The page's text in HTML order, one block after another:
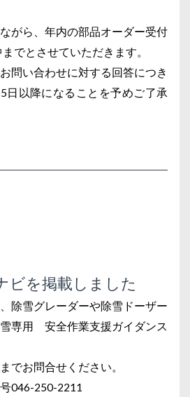
がら、年内の部品オーダー受付
でとさせていただきます。
問い合わせに対する回答につき
日以降になることを予めご了承
ビを掲載しました
除雪グレーダーや除雪ドーザー
専用 安全作業支援ガイダンス
でお問合せください。
046-250-2211